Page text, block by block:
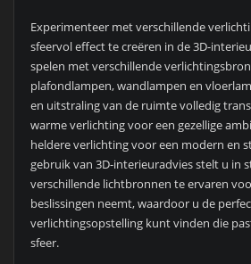
Experimenteer met verschillende
sfeervol effect te creëren in de 3D-
spelen met verschillende
plafondlampen, wandlampen en
en uitstraling van de ruimte volledig
warme verlichting voor een gezellige
heldere verlichting voor een modern en
gebruik van 3D-interieuradvies stelt u in
verschillende lichtbronnen te ervaren
beslissingen neemt, waardoor u de
verlichtingsopstelling kunt vinden die
sfeer.